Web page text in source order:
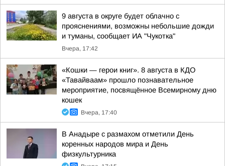
9 августа в округе будет облачно с
прояснениями, возможны небольшие дожди
и туманы, сообщает ИА "Чукотка"
Вчера, 17:42
«Кошки — герои книг». 8 августа в КДО
«Тавайваам» прошло познавательное
мероприятие, посвящённое Всемирному дню
кошек
Вчера, 17:40
В Анадыре с размахом отметили День
коренных народов мира и День
физкультурника